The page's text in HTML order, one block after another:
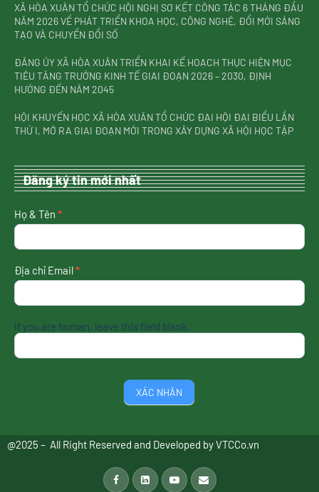
XÃ HÒA XUÂN TỔ CHỨC HỘI NGHỊ SƠ KẾT CÔNG TÁC 6 THÁNG ĐẦU
NĂM 2026 VỀ PHÁT TRIỂN KHOA HỌC, CÔNG NGHỆ, ĐỔI MỚI SÁNG
TẠO VÀ CHUYỂN ĐỔI SỐ
ĐẢNG ỦY XÃ HÒA XUÂN TRIỂN KHAI KẾ HOẠCH THỰC HIỆN MỤC
TIÊU TĂNG TRƯỞNG KINH TẾ GIAI ĐOẠN 2026 – 2030, ĐỊNH
HƯỚNG ĐẾN NĂM 2045
HỘI KHUYẾN HỌC XÃ HÒA XUÂN TỔ CHỨC ĐẠI HỘI ĐẠI BIỂU LẦN
THỨ I, MỞ RA GIAI ĐOẠN MỚI TRONG XÂY DỰNG XÃ HỘI HỌC TẬP
Đăng ký tin mới nhất
nhận
tin
nhất
Họ & Tên *
Địa chỉ Email*
If you are human, leave this field blank.
XÁC NHẬN
@2025 – All Right Reserved and Developed byVTCCo.vn